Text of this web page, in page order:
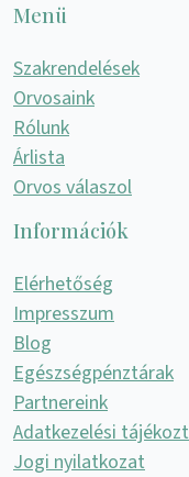
Menü
Szakrendelések
Orvosaink
Rólunk
Árlista
Orvos válaszol
Információk
Elérhetőség
Impresszum
Blog
Egészségpénztárak
Partnereink
Adatkezelési
Jogi nyilatkozat